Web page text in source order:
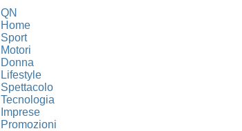
QN
Home
Sport
Motori
Donna
Lifestyle
Spettacolo
Tecnologia
Imprese
Promozioni